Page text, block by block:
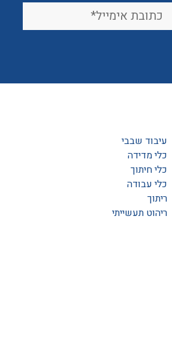
עיבוד שבבי
כלי מדידה
כלי חיתוך
כלי עבודה
ריתוך
ריהוט תעשייתי